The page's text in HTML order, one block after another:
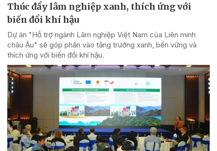
Thúc đẩy lâm nghiệp xanh, thích ứng với
biến đổi khí hậu
Dự án "Hỗ trợ ngành Lâm nghiệp Việt Nam của Liên minh
châu Âu" sẽ góp phần vào tăng trưởng xanh, bền vững và
thích ứng với biến đổi khí hậu.